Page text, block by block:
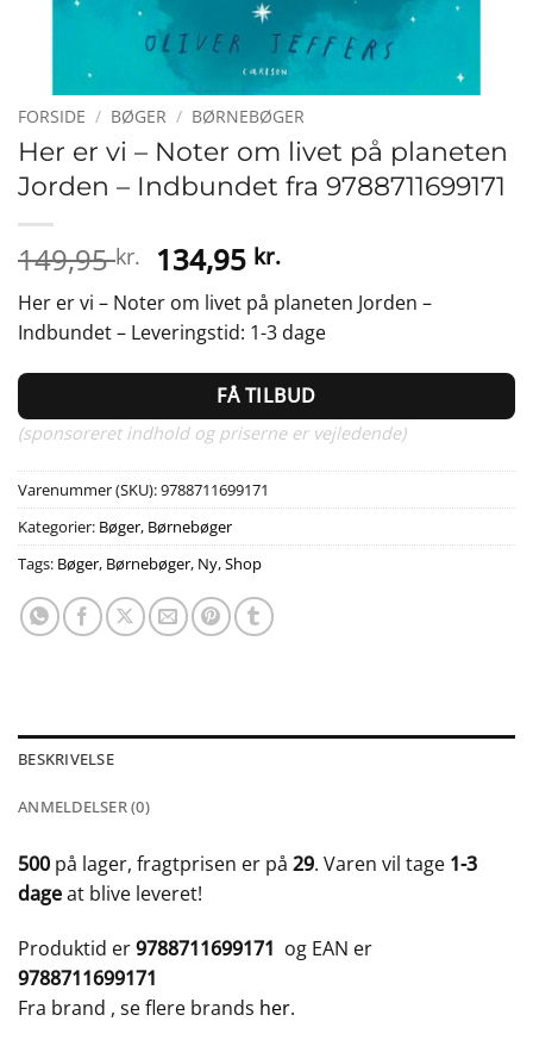
FORSIDE / BØGER / BØRNEBØGER
Her er vi – Noter om livet på planeten
Jorden – Indbundet fra 9788711699171
149,95kr. Den
oprindelige
pris
var:
149,95 kr..
134,95 kr.Den
aktuelle
pris
er:
134,95 kr..
Her er vi – Noter om livet på planeten Jorden –
Indbundet – Leveringstid: 1-3 dage
FÅ TILBUD
(sponsoreret indhold og priserne er vejledende)
Varenummer (SKU):9788711699171
Kategorier: Bøger, Børnebøger
Tags: Bøger, Børnebøger, Ny,Shop
BESKRIVELSE
ANMELDELSER (0)
500 på lager, fragtprisen er på 29. Varen vil tage 1-3
dageat blive leveret!
Produktid er9788711699171 og EAN er
9788711699171
Fra brand , se flere brands her.